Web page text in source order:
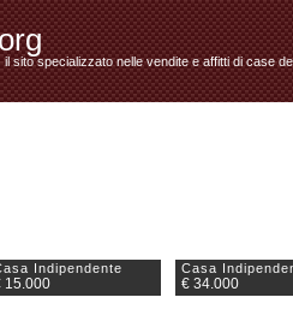
il sito specializzato nelle vendite e affitti di case
Indipendente
15.000
Casa
€ 34.000